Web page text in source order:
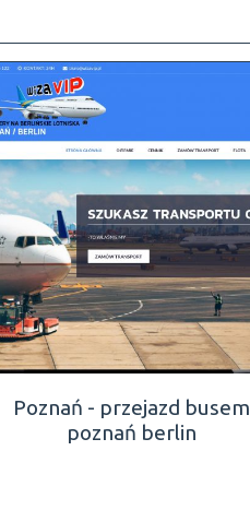
Poznań - przejazd busem
poznań berlin